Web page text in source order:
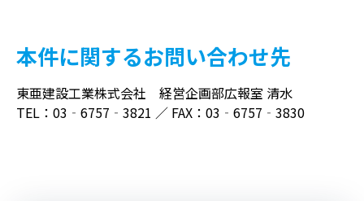
本件に関するお問い合わせ先
東亜建設工業株式会社 経営企画部広報室 清水
TEL：03‐6757‐3821 ／ FAX：03‐6757‐3830